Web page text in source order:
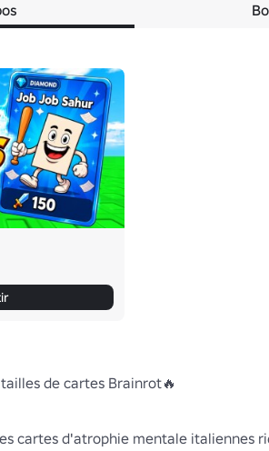
de cartes Brainrot🔥
cartes d'atrophie mentale italiennes